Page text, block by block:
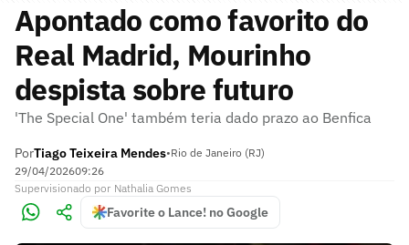
Apontado como favorito do
Real Madrid, Mourinho
despista sobre futuro
'The Special One' também teria dado prazo ao Benfica
PorTiago Teixeira Mendes•Rio de Janeiro (RJ)
29/04/202609:26
Supervisionado por Nathalia Gomes
Favorite o Lance! no Google